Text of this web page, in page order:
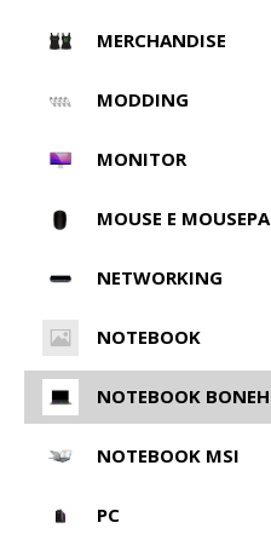
MERCHANDISE
MODDING
MONITOR
MOUSE E
NETWORKING
NOTEBOOK
NOTEBOOK
NOTEBOOK MSI
PC